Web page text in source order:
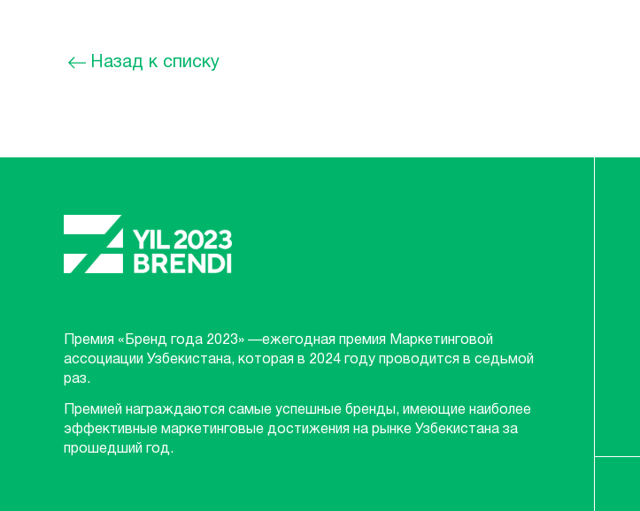
Назад к списку
Премия «Бренд года 2023» —ежегодная премия Маркетинговой
ассоциации Узбекистана, которая в 2024 году проводится в седьмой
раз.
Премией награждаются самые успешные бренды, имеющие наиболее
эффективные маркетинговые достижения на рынке Узбекистана за
прошедший год.